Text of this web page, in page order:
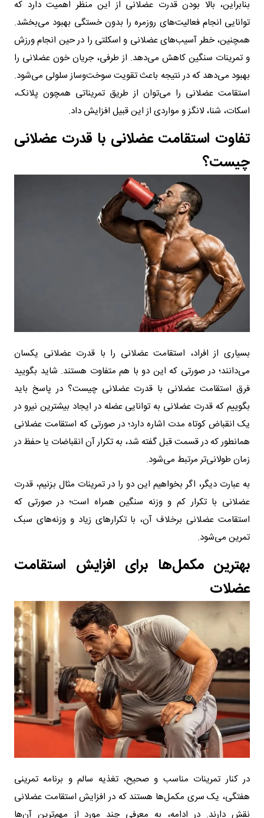
بنابراین، بالا بودن قدرت عضلانی از این منظر اهمیت دارد که
توانایی انجام فعالیت‌های روزمره را بدون خستگی بهبود می‌بخشد.
همچنین، خطر آسیب‌های عضلانی و اسکلتی را در حین انجام ورزش
و تمرینات سنگین کاهش می‌دهد. از طرفی، جریان خون عضلانی را
بهبود می‌دهد که در نتیجه باعث تقویت سوخت‌وساز سلولی می‌شود.
استقامت عضلانی را می‌توان از طریق تمریناتی همچون پلانک،
اسکات، شنا، لانگز و مواردی از این قبیل افزایش داد.
تفاوت استقامت عضلانی با قدرت عضلانی
چیست؟
بسیاری از افراد، استقامت عضلانی را با قدرت عضلانی یکسان
می‌دانند؛ در صورتی که این دو با هم متفاوت هستند. شاید بگویید
فرق استقامت عضلانی با قدرت عضلانی چیست؟ در پاسخ باید
بگوییم که قدرت عضلانی به توانایی عضله در ایجاد بیشترین نیرو در
یک انقباض کوتاه مدت اشاره دارد؛ در صورتی که استقامت عضلانی
همانطور که در قسمت قبل گفته شد، به تکرار آن انقباضات یا حفظ در
زمان طولانی‌تر مرتبط می‌شود.
به عبارت دیگر، اگر بخواهیم این دو را در تمرینات مثال بزنیم، قدرت
عضلانی با تکرار کم و وزنه سنگین همراه است؛ در صورتی که
استقامت عضلانی برخلاف آن، با تکرارهای زیاد و وزنه‌های سبک
تمرین می‌شود.
بهترین مکمل‌ها برای افزایش استقامت
عضلات
در کنار تمرینات مناسب و صحیح، تغذیه سالم و برنامه تمرینی
هفتگی، یک سری مکمل‌ها هستند که در افزایش استقامت عضلانی
نقش دارند. در ادامه، به معرفی چند مورد از مهم‌ترین آن‌ها